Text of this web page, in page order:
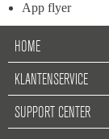
App flyer
HOME
KLANTENSERVICE
SUPPORT CENTER